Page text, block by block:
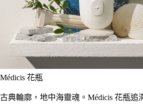
Médicis 花瓶
古典輪廓，地中海靈魂。Médicis 花瓶追